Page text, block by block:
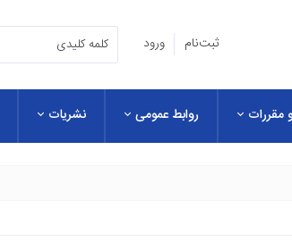
ثبت‌نام ورود
مقررات روابط عمومی نشریات